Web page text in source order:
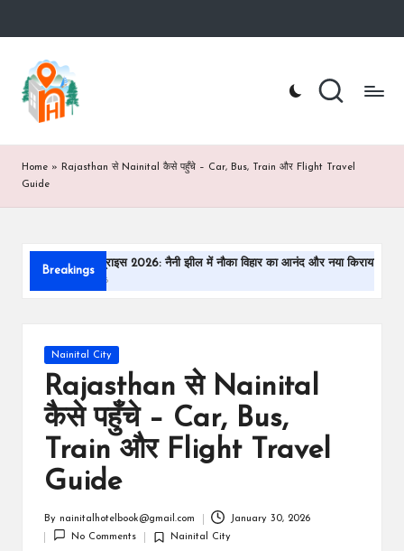
Skip
content
n
ai
ni
t
a
te
m
Nainital
Hotel
Booking
Home » Rajasthan से Nainital कैसे पहुँचे – Car, Bus, Train और Flight Travel
Guide
Breakings
प्राइस 2026: नैनी झील में नौका विहार का आनंद और नया किराया नैनीताल घूमने का
Posted
in
Nainital City
Rajasthan से Nainital
कैसे पहुँचे – Car, Bus,
Train और Flight Travel
Guide
by
By nainitalhotelbook@gmail.com
January 30, 2026
No Comments
Posted
Nainital City